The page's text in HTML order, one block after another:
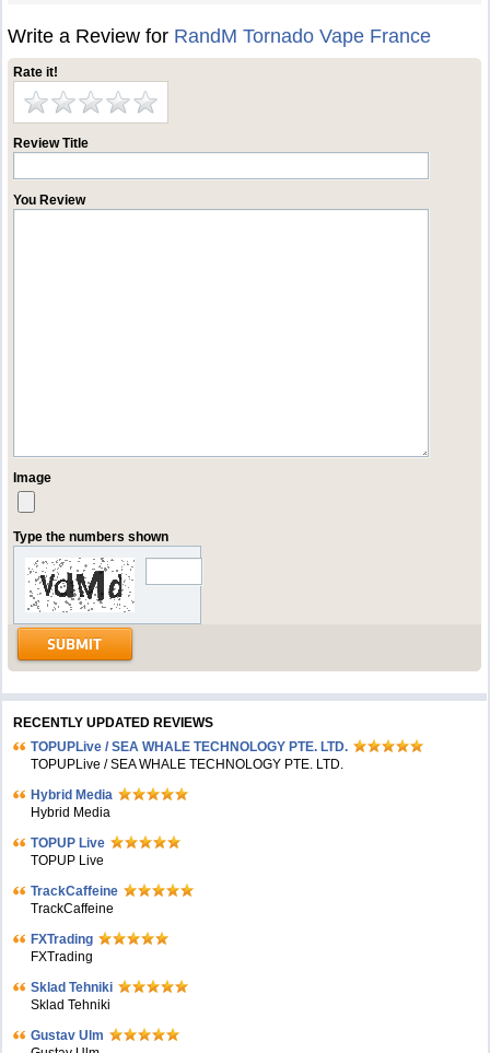
Write a Review for RandM Tornado Vape France
Rate it!
Review Title
You Review
Image
Type the numbers shown
RECENTLY UPDATED REVIEWS
TOPUPLive / SEA WHALE TECHNOLOGY PTE. LTD.
TOPUPLive / SEA WHALE TECHNOLOGY PTE. LTD.
Hybrid Media
Hybrid Media
TOPUP Live
TOPUP Live
TrackCaffeine
TrackCaffeine
FXTrading
FXTrading
Sklad Tehniki
Sklad Tehniki
Gustav Ulm